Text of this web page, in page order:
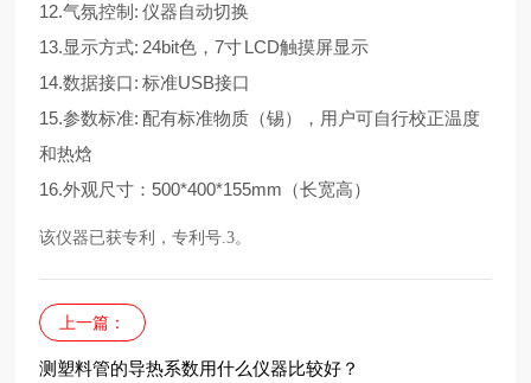
12.气氛控制: 仪器自动切换
13.显示方式: 24bit色，7寸 LCD触摸屏显示
14.数据接口: 标准USB接口
15.参数标准: 配有标准物质（锡），用户可自行校正温度
和热焓
16.外观尺寸：500*400*155mm（长宽高）
该仪器已获专利，专利号.3。
上一篇：
测塑料管的导热系数用什么仪器比较好？